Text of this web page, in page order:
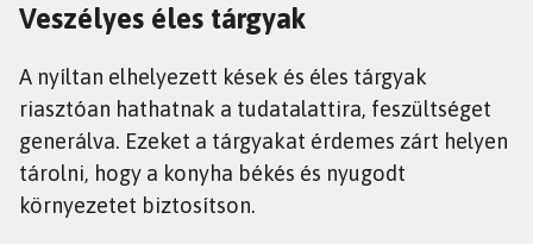
Veszélyes éles tárgyak
A nyíltan elhelyezett kések és éles tárgyak
riasztóan hathatnak a tudatalattira, feszültséget
generálva. Ezeket a tárgyakat érdemes zárt helyen
tárolni, hogy a konyha békés és nyugodt
környezetet biztosítson.